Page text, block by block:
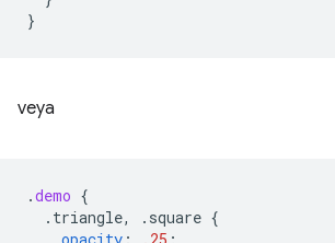
}
veya
.demo {
.triangle,
.square {